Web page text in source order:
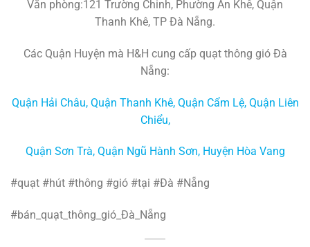
Văn phòng:121 Trường Chinh, Phường An Khê, Quận
Thanh Khê, TP Đà Nẵng.
Các Quận Huyện mà H&H cung cấp quạt thông gió Đà
Nẵng:
Quận Hải Châu, Quận Thanh Khê, Quận Cẩm Lệ, Quận Liên
Chiểu,
Quận Sơn Trà, Quận Ngũ Hành Sơn, Huyện Hòa Vang
#quạt #hút #thông #gió #tại #Đà #Nẵng
#bán_quạt_thông_gió_Đà_Nẵng